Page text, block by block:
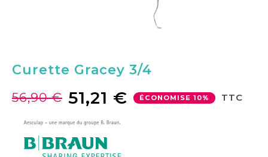
Curette Gracey 3/4
56,90 € 51,21 € ÉCONOMISE 10% TTC